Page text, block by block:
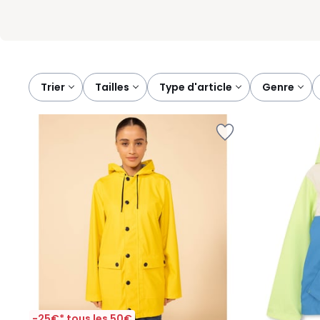
Trier tailles type d'article genre